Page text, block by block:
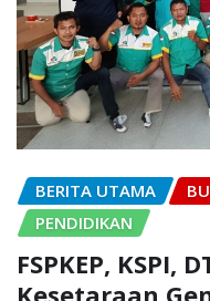
BERITA UTAMA
PENDIDIKAN
FSPKEP, KSPI,
Kesetaraan